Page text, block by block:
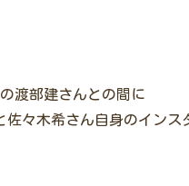
渡部建さんとの間に
佐々木希さん自身のインス